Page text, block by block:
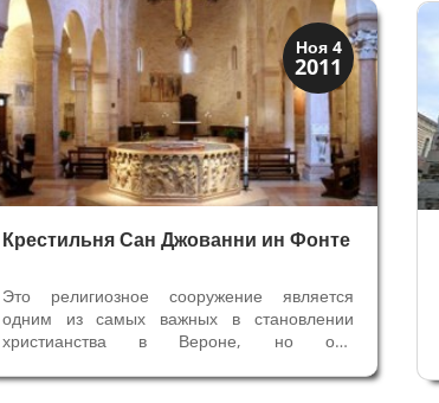
легендарным в документах VII века, и...
Ноя 4
2011
Скрытая Верона
Церкви
Крестильня Сан Джованни ин Фонте
Это религиозное сооружение является
одним из самых важных в становлении
христианства в Вероне, но оно
из-за своего расположения. Мы ведём речь